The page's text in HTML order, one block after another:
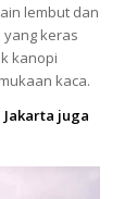
lembut dan
keras
kanopi
kaca.
juga